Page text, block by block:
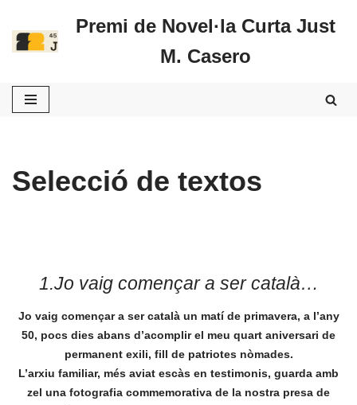
Vés
Premi de Novel·la Curta Just
M. Casero
Selecció de textos
1.Jo vaig començar a ser català…
Jo vaig començar a ser català un matí de primavera, a l’any
50, pocs dies abans d’acomplir el meu quart aniversari de
permanent exili, fill de patriotes nòmades.
L’arxiu familiar, més aviat escàs en testimonis, guarda amb
zel una fotografia commemorativa de la nostra presa de